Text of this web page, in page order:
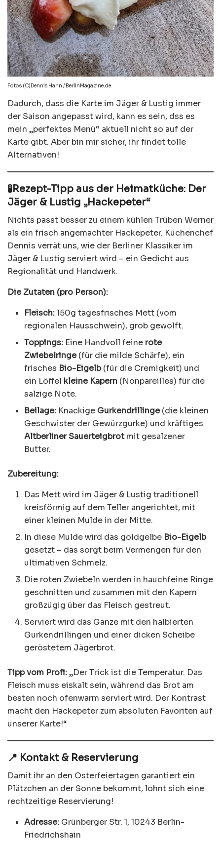
Fotos (C)Dennis Hahn / BerlinMagazine.de
Dadurch, dass die Karte im Jäger & Lustig immer
der Saison angepasst wird, kann es sein, dss es
mein „perfektes Menü“ aktuell nicht so auf der
Karte gibt. Aber bin mir sicher, ihr findet tolle
Alternativen!
🧪Rezept-Tipp aus der Heimatküche: Der
Jäger & Lustig „Hackepeter“
Nichts passt besser zu einem kühlen Trüben Werner
als ein frisch angemachter Hackepeter. Küchenchef
Dennis verrät uns, wie der Berliner Klassiker im
Jäger & Lustig serviert wird – ein Gedicht aus
Regionalität und Handwerk.
Die Zutaten (pro Person):
Fleisch:150g tagesfrisches Mett (vom
regionalen Hausschwein), grob gewolft.
Toppings: Eine Handvoll feine rote
Zwiebelringe(für die milde Schärfe), ein
frisches Bio-Eigelb(für die Cremigkeit) und
ein Löffel kleine Kapern (Nonpareilles) für die
salzige Note.
Beilage: Knackige Gurkendrillinge(die kleinen
Geschwister der Gewürzgurke) und kräftiges
Altberliner Sauerteigbrotmit gesalzener
Butter.
Zubereitung:
Das Mett wird im Jäger & Lustig traditionell
kreisförmig auf dem Teller angerichtet, mit
einer kleinen Mulde in der Mitte.
In diese Mulde wird das goldgelbe Bio-Eigelb
gesetzt – das sorgt beim Vermengen für den
ultimativen Schmelz.
Die roten Zwiebeln werden in hauchfeine Ringe
geschnitten und zusammen mit den Kapern
großzügig über das Fleisch gestreut.
Serviert wird das Ganze mit den halbierten
Gurkendrillingen und einer dicken Scheibe
geröstetem Jägerbrot.
Tipp vom Profi:„Der Trick ist die Temperatur. Das
Fleisch muss eiskalt sein, während das Brot am
besten noch ofenwarm serviert wird. Der Kontrast
macht den Hackepeter zum absoluten Favoriten auf
unserer Karte!“
📍 Kontakt & Reservierung
Damit ihr an den Osterfeiertagen garantiert ein
Plätzchen an der Sonne bekommt, lohnt sich eine
rechtzeitige Reservierung!
Adresse: Grünberger Str. 1, 10243 Berlin-
Friedrichshain